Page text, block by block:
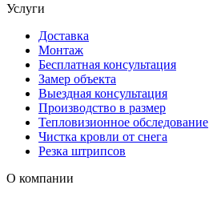
Услуги
Доставка
Монтаж
Бесплатная консультация
Замер объекта
Выездная консультация
Производство в размер
Тепловизионное обследование
Чистка кровли от снега
Резка штрипсов
О компании